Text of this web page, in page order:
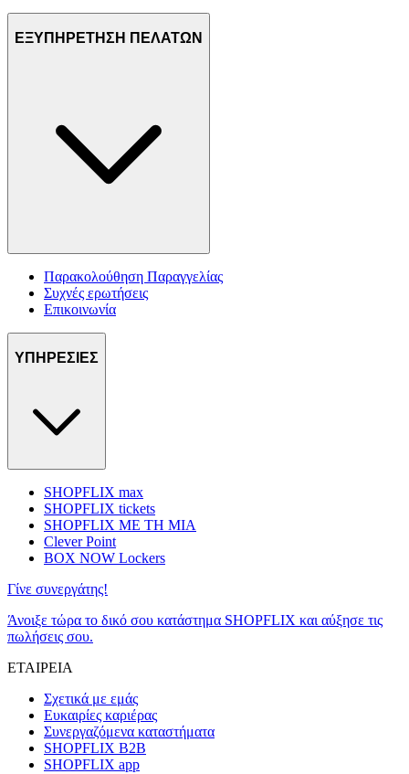
ΕΞΥΠΗΡΕΤΗΣΗ ΠΕΛΑΤΩΝ
Παρακολούθηση Παραγγελίας
Συχνές ερωτήσεις
Επικοινωνία
ΥΠΗΡΕΣΙΕΣ
SHOPFLIX max
SHOPFLIX tickets
SHOPFLIX ΜΕ ΤΗ ΜΙΑ
Clever Point
BOX NOW Lockers
Γίνε συνεργάτης!
Άνοιξε τώρα το δικό σου κατάστημα SHOPFLIX και αύξησε τις
πωλήσεις σου.
ΕΤΑΙΡΕΙΑ
Σχετικά με εμάς
Ευκαιρίες καριέρας
Συνεργαζόμενα καταστήματα
SHOPFLIX B2B
SHOPFLIX app